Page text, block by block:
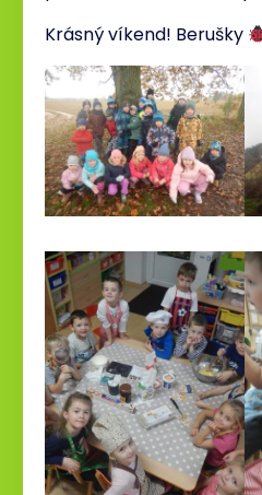
Krásný víkend! Berušky